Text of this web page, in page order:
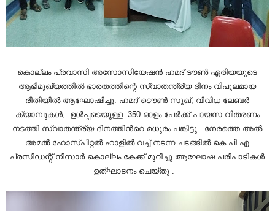
കൊല്ലം പ്രവാസി അസോസിയേഷൻ ഹമദ് ടൗൺ ഏരിയയുടെ
ആഭിമുഖ്യത്തിൽ ഭാരതത്തിന്റെ സ്വാതന്ത്ര്യ ദിനം വിപുലമായ
രീതിയിൽ ആഘോഷിച്ചു. ഹമദ് ടൌണ്‍ സൂഖ്, വിവിധ ലേബര്‍
ക്യാമ്പുകള്‍, ഉള്‍പ്പടെയുള്ള 350 ഓളം പേര്‍ക്ക് പായസ വിതരണം
നടത്തി സ്വാതന്ത്ര്യ ദിനത്തിന്‍റെ മധുരം പങ്കിട്ടു. നേരത്തെ അൽ
അമൽ ഹോസ്പിറ്റൽ ഹാളിൽ വച്ച് നടന്ന ചടങ്ങിൽ കെ.പി.എ
പ്രസിഡന്റ് നിസാർ കൊല്ലം കേക്ക് മുറിച്ചു ആഘോഷ പരിപാടികൾ
ഉത്‌ഘാടനം ചെയ്തു .